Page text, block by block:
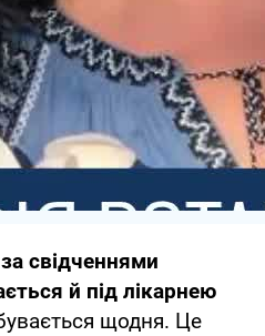
свідченнями
й під лікарнею
щодня. Це